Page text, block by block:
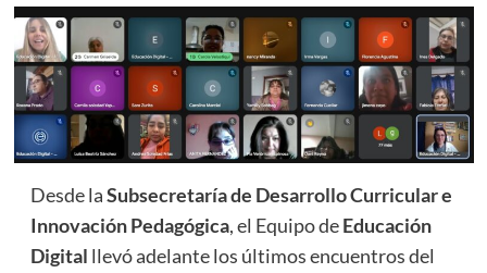
Desde laSubsecretaría de Desarrollo Curricular e
Innovación Pedagógica, el Equipo deEducación
Digital llevó adelante los últimos encuentros del